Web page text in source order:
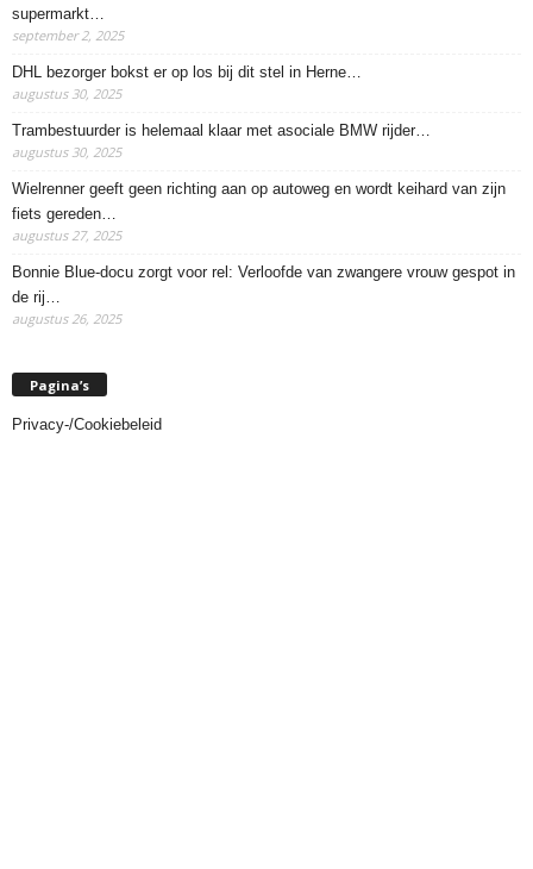
supermarkt…
september 2, 2025
DHL bezorger bokst er op los bij dit stel in Herne…
augustus 30, 2025
Trambestuurder is helemaal klaar met asociale BMW rijder…
augustus 30, 2025
Wielrenner geeft geen richting aan op autoweg en wordt keihard van zijn
fiets gereden…
augustus 27, 2025
Bonnie Blue-docu zorgt voor rel: Verloofde van zwangere vrouw gespot in
de rij…
augustus 26, 2025
Pagina’s
Privacy-/Cookiebeleid